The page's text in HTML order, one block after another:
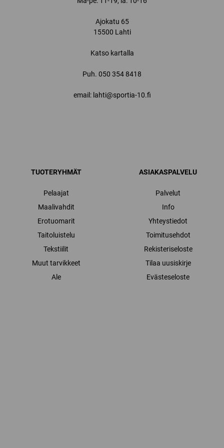
Ajokatu 65
15500 Lahti
Katso kartalla
Puh. 050 354 8418
email: lahti@sportia-10.fi
TUOTERYHMÄT
Pelaajat
Maalivahdit
Erotuomarit
Taitoluistelu
Tekstiilit
Muut tarvikkeet
Ale
ASIAKASPALVELU
Palvelut
Info
Yhteystiedot
Toimitusehdot
Rekisteriseloste
Tilaa uusiskirje
Evästeseloste